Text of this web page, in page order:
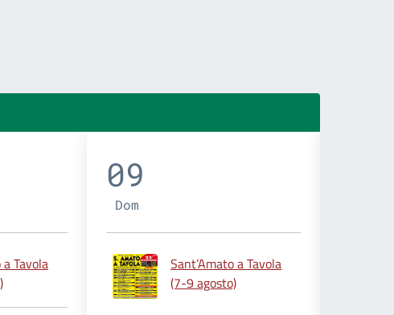
Tavola
09
Dom
Sant’Amato a Tavola
(7-9 agosto)